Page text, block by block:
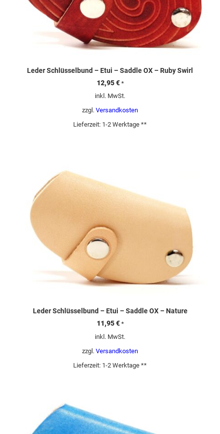
Leder Schlüsselbund – Etui – Saddle OX – Ruby Swirl
12,95€ *
inkl. MwSt.
zzgl. Versandkosten
Lieferzeit: 1-2 Werktage **
Leder Schlüsselbund – Etui – Saddle OX – Nature
11,95€ *
inkl. MwSt.
zzgl. Versandkosten
Lieferzeit: 1-2 Werktage **